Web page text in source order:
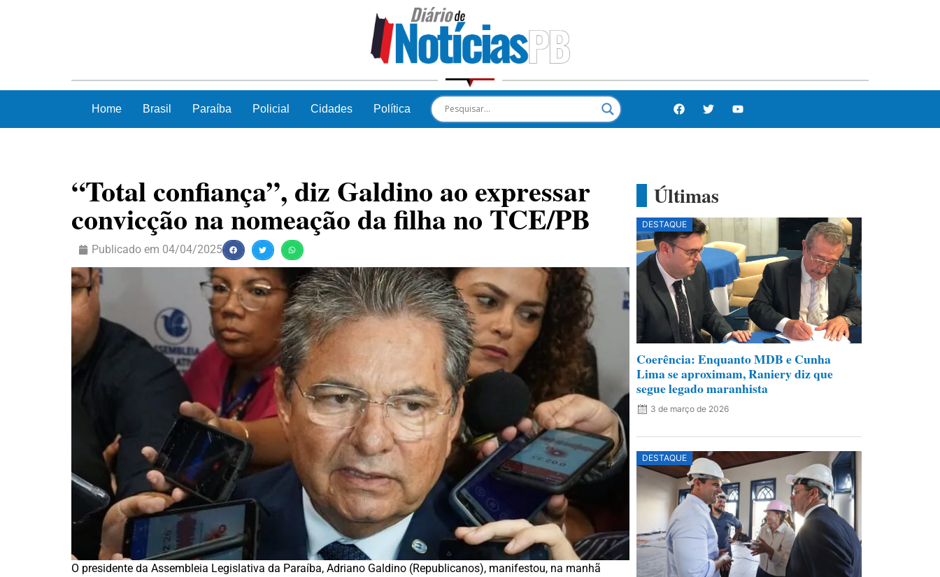
Home Brasil Paraíba Policial Cidades Política
“Total confiança”, diz Galdino ao expressar
convicção na nomeação da filha no TCE/PB
Publicado em 04/04/2025
O presidente da Assembleia Legislativa da Paraíba, Adriano Galdino (Republicanos), manifestou, na manhã
Últimas
DESTAQUE
Coerência: Enquanto MDB e Cunha
Lima se aproximam, Raniery diz que
segue legado maranhista
3 de março de 2026
DESTAQUE